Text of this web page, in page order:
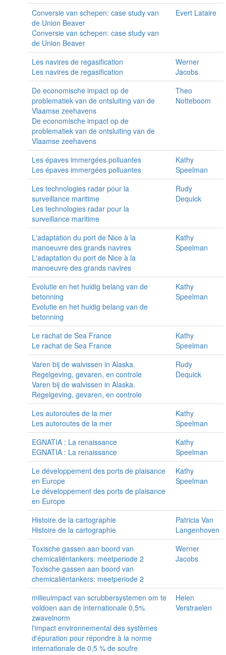
Conversie van schepen: case study van
de Union Beaver
Conversie van schepen: case study van
de Union Beaver
Evert Lataire
Les navires de regasification
Les navires de regasification
Werner
Jacobs
De economische impact op de
problematiek van de ontsluiting van de
Vlaamse zeehavens
De economische impact op de
problematiek van de ontsluiting van de
Vlaamse zeehavens
Theo
Notteboom
Les épaves immergées polluantes
Les épaves immergées polluantes
Kathy
Speelman
Les technologies radar pour la
surveillance maritime
Les technologies radar pour la
surveillance maritime
Rudy
Dequick
L'adaptation du port de Nice à la
manoeuvre des grands navires
L'adaptation du port de Nice à la
manoeuvre des grands navires
Kathy
Speelman
Evolutie en het huidig belang van de
betonning
Evolutie en het huidig belang van de
betonning
Kathy
Speelman
Le rachat de Sea France
Le rachat de Sea France
Kathy
Speelman
Varen bij de walvissen in Alaska.
Regelgeving, gevaren, en controle
Varen bij de walvissen in Alaska.
Regelgeving, gevaren, en controle
Rudy
Dequick
Les autoroutes de la mer
Les autoroutes de la mer
Kathy
Speelman
EGNATIA : La renaissance
EGNATIA : La renaissance
Kathy
Speelman
Le développement des ports de plaisance
en Europe
Le développement des ports de plaisance
en Europe
Kathy
Speelman
Histoire de la cartographie
Histoire de la cartographie
Patricia Van
Langenhoven
Toxische gassen aan boord van
chemicaliëntankers: meetperiode 2
Toxische gassen aan boord van
chemicaliëntankers: meetperiode 2
Werner
Jacobs
milieuimpact van scrubbersystemen om te
voldoen aan de internationale 0,5%
zwavelnorm
l'impact environnemental des systèmes
d'épuration pour répondre à la norme
internationale de 0,5 % de soufre
Helen
Verstraelen